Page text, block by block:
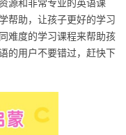
源和非常专业的英语课
帮助，让孩子更好的学习
难度的学习课程来帮助孩
的用户不要错过，赶快下